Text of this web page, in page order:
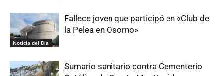
Noticia del Día
Fallece joven que participó en «Club de
la Pelea en Osorno»
Sumario sanitario contra Cementerio